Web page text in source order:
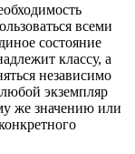
всеми
состояние
классу, а
независимо
экземпляр
же значению или